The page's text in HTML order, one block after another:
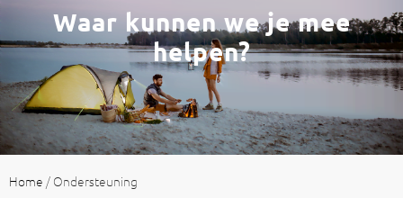
Waar kunnen we je mee
helpen?
Home / Ondersteuning